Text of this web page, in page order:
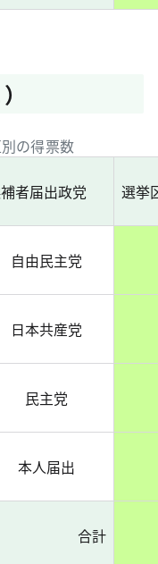
の得票数
者届出政党 選挙
自由民主党
日本共産党
民主党
本人届出
合計